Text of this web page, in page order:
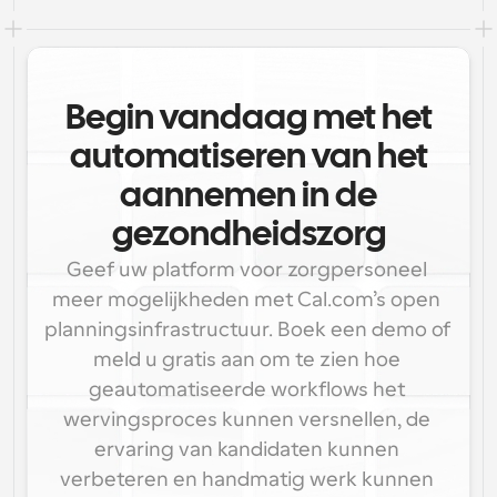
Begin vandaag met het
automatiseren van het
aannemen in de
gezondheidszorg
Geef uw platform voor zorgpersoneel
meer mogelijkheden met Cal.com’s open
planningsinfrastructuur. Boek een demo of
meld u gratis aan om te zien hoe
geautomatiseerde workflows het
wervingsproces kunnen versnellen, de
ervaring van kandidaten kunnen
verbeteren en handmatig werk kunnen